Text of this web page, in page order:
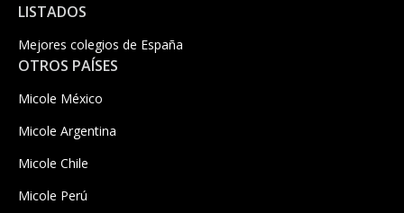
LISTADOS
Mejores colegios de España
OTROS PAÍSES
Micole México
Micole Argentina
Micole Chile
Micole Perú